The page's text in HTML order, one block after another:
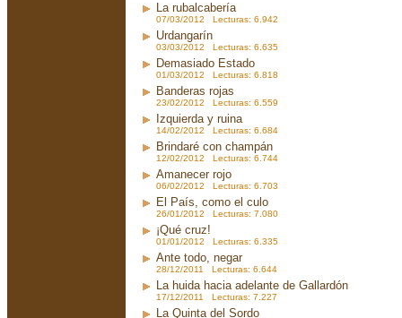
La rubalcabería
07/03/2012 Lecturas: 6.942
Urdangarín
03/03/2012 Lecturas: 6.635
Demasiado Estado
01/03/2012 Lecturas: 6.818
Banderas rojas
23/02/2012 Lecturas: 6.559
Izquierda y ruina
14/02/2012 Lecturas: 6.684
Brindaré con champán
12/02/2012 Lecturas: 6.744
Amanecer rojo
06/02/2012 Lecturas: 6.703
El País, como el culo
26/01/2012 Lecturas: 7.080
¡Qué cruz!
01/01/2012 Lecturas: 6.335
Ante todo, negar
28/12/2011 Lecturas: 6.644
La huida hacia adelante de Gallardón
17/12/2011 Lecturas: 7.227
La Quinta del Sordo